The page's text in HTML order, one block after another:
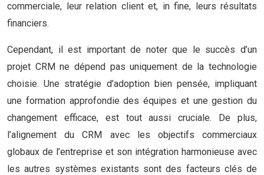
commerciale, leur relation client et, in fine, leurs résultats
financiers.
Cependant, il est important de noter que le succès d’un
projet CRM ne dépend pas uniquement de la technologie
choisie. Une stratégie d’adoption bien pensée, impliquant
une formation approfondie des équipes et une gestion du
changement efficace, est tout aussi cruciale. De plus,
l’alignement du CRM avec les objectifs commerciaux
globaux de l’entreprise et son intégration harmonieuse avec
les autres systèmes existants sont des facteurs clés de